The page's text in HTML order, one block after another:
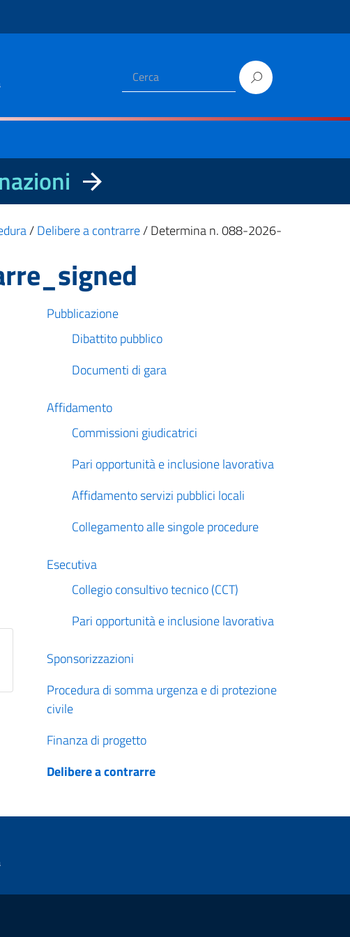
/Delibere a contrarre/Determina n. 088-2026-
Pubblicazione
Dibattito pubblico
Documenti di gara
Affidamento
Commissioni giudicatrici
Pari opportunità e inclusione lavorativa
Affidamento servizi pubblici locali
Collegamento alle singole procedure
Esecutiva
Collegio consultivo tecnico (CCT)
Pari opportunità e inclusione lavorativa
Sponsorizzazioni
Procedura di somma urgenza e di protezione
civile
Finanza di progetto
Delibere a contrarre